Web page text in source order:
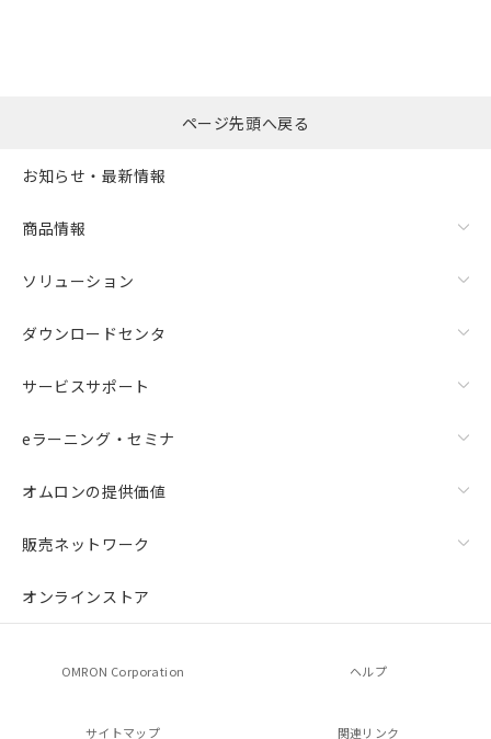
ページ先頭へ戻る
お知らせ・最新情報
商品情報
ソリューション
ダウンロードセンタ
サービスサポート
eラーニング・セミナ
オムロンの提供価値
販売ネットワーク
オンラインストア
OMRON Corporation ヘルプ
サイトマップ 関連リンク